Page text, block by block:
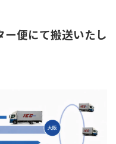
便にて搬送いたし